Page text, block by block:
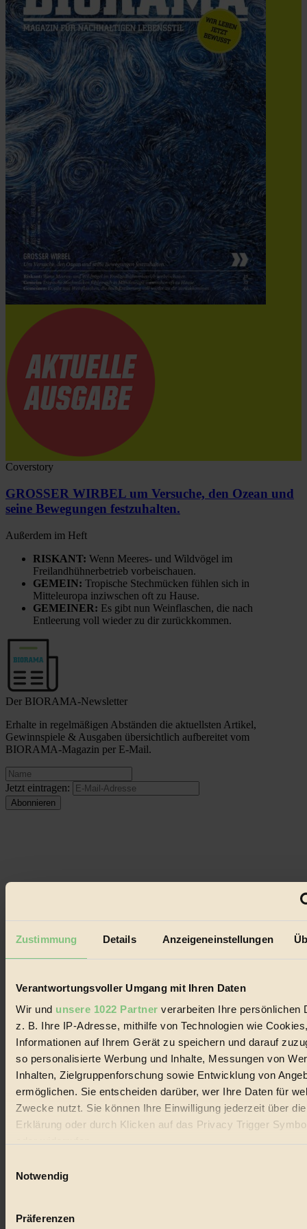
Zustimmung Details Anzeigeneinstellungen
Verantwortungsvoller Umgang mit Ihren Daten
Wir und unsere 1022 Partner verarbeiten Ihre persönlichen
z. B. Ihre IP-Adresse, mithilfe von Technologien wie
Informationen auf Ihrem Gerät zu speichern und darauf
so personalisierte Werbung und Inhalte, Messungen von
Inhalten, Zielgruppenforschung sowie Entwicklung von
ermöglichen. Sie entscheiden darüber, wer Ihre Daten für
Zwecke nutzt. Sie können Ihre Einwilligung jederzeit über
Erklärung oder durch Klicken auf das Privacy Trigger
Wenn Sie es erlauben, würden wir auch gerne:
Ihr Gerät durch aktives Scannen nach bestimmten
Notwendig
Präferenzen
Coverstory
GROSSER WIRBEL um Versuche, den Ozean und
seine Bewegungen festzuhalten.
Außerdem im Heft
RISKANT: Wenn Meeres- und Wildvögel im
Freilandhühnerbetrieb vorbeischauen.
GEMEIN: Tropische Stechmücken fühlen sich in
Mitteleuropa inziwschen oft zu Hause.
GEMEINER: Es gibt nun Weinflaschen, die nach
Entleerung voll wieder zu dir zurückkommen.
Der BIORAMA-Newsletter
Erhalte in regelmäßigen Abständen die aktuellsten Artikel,
Gewinnspiele & Ausgaben übersichtlich aufbereitet vom
BIORAMA-Magazin per E-Mail.
Jetzt eintragen:
© 2026 Biorama GmbH
Datenschutz
Mediadaten
Biorama steht für einen nachhaltigen Lebensstil und bewussten
und Produkte, ein Leitfaden im schnell wachsenden Markt des
Handels mit Bioprodukten, des Fair-Trade sowie der Branche
alternativer Energien.
Social Media
22.601 Fans auf Facebook
3.415 Follower auf Twitter
Folge uns auf Instagram
Themen
Bio
#
Nachhaltigkeit